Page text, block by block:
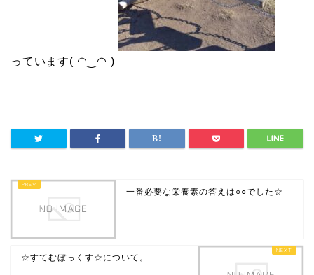
っています( ◠‿◠ )
一番必要な栄養素の答えは○○でした☆
☆すてむぼっくす☆について。